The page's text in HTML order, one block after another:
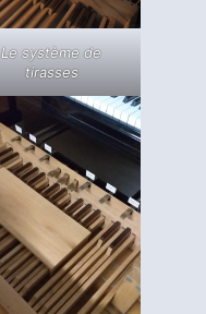
Le système de
tirasses